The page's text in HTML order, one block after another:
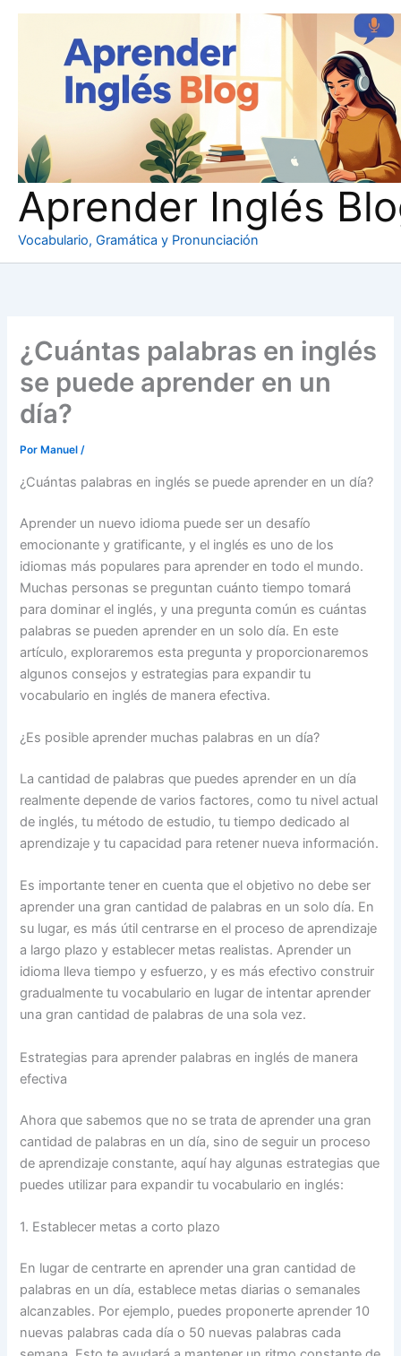
Aprender Inglés
Vocabulario, Gramática y Pronunciación
¿Cuántas palabras en inglés
se puede aprender en un
día?
Por Manuel/
¿Cuántas palabras en inglés se puede aprender en un día?
Aprender un nuevo idioma puede ser un desafío
emocionante y gratificante, y el inglés es uno de los
idiomas más populares para aprender en todo el mundo.
Muchas personas se preguntan cuánto tiempo tomará
para dominar el inglés, y una pregunta común es cuántas
palabras se pueden aprender en un solo día. En este
artículo, exploraremos esta pregunta y proporcionaremos
algunos consejos y estrategias para expandir tu
vocabulario en inglés de manera efectiva.
¿Es posible aprender muchas palabras en un día?
La cantidad de palabras que puedes aprender en un día
realmente depende de varios factores, como tu nivel actual
de inglés, tu método de estudio, tu tiempo dedicado al
aprendizaje y tu capacidad para retener nueva información.
Es importante tener en cuenta que el objetivo no debe ser
aprender una gran cantidad de palabras en un solo día. En
su lugar, es más útil centrarse en el proceso de aprendizaje
a largo plazo y establecer metas realistas. Aprender un
idioma lleva tiempo y esfuerzo, y es más efectivo construir
gradualmente tu vocabulario en lugar de intentar aprender
una gran cantidad de palabras de una sola vez.
Estrategias para aprender palabras en inglés de manera
efectiva
Ahora que sabemos que no se trata de aprender una gran
cantidad de palabras en un día, sino de seguir un proceso
de aprendizaje constante, aquí hay algunas estrategias que
puedes utilizar para expandir tu vocabulario en inglés:
1. Establecer metas a corto plazo
En lugar de centrarte en aprender una gran cantidad de
palabras en un día, establece metas diarias o semanales
alcanzables. Por ejemplo, puedes proponerte aprender 10
nuevas palabras cada día o 50 nuevas palabras cada